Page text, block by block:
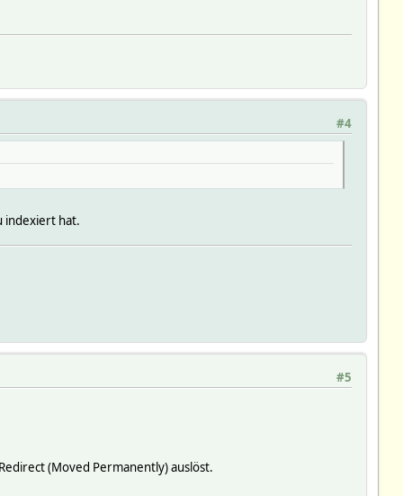
#4
indexiert hat.
#5
(Moved Permanently) auslöst.